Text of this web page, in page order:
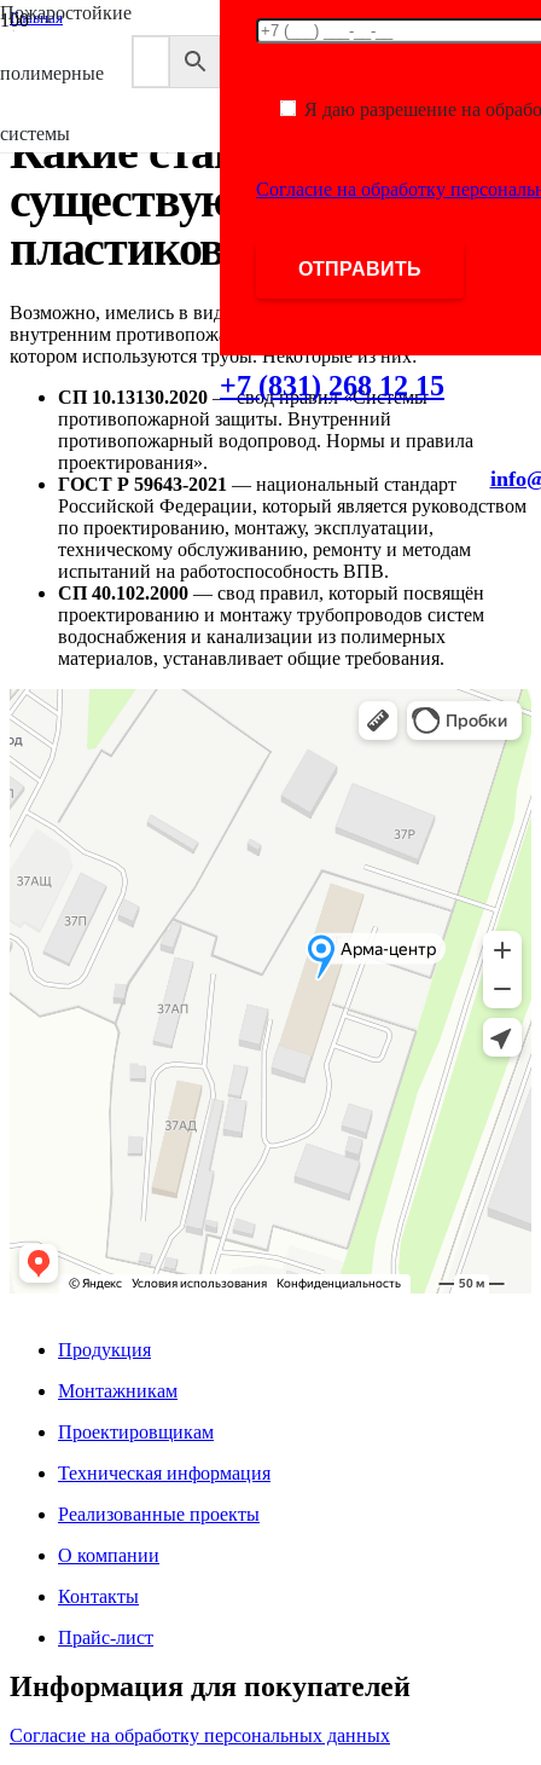
Пожаростойкие
полимерные
системы
Я даю разрешение на
Согласие на обработку
+7 (831) 268 12 15
Главная
/
Трубы для пожаротушения
/
Какие стандарты существуют для пластиковых труб?
Какие стандарты
существуют для
пластиковых труб?
Возможно, имелись в виду стандарты, связанные с
внутренним противопожарным водопроводом (ВПВ), в
котором используются трубы. Некоторые из них:
СП 10.13130.2020 — свод правил «Системы
противопожарной защиты. Внутренний
противопожарный водопровод. Нормы и правила
проектирования».
ГОСТ Р 59643-2021 — национальный стандарт
Российской Федерации, который является руководством
по проектированию, монтажу, эксплуатации,
техническому обслуживанию, ремонту и методам
испытаний на работоспособность ВПВ.
СП 40.102.2000 — свод правил, который посвящён
проектированию и монтажу трубопроводов систем
водоснабжения и канализации из полимерных
материалов, устанавливает общие требования.
Продукция
Монтажникам
Проектировщикам
Техническая информация
Реализованные проекты
О компании
Контакты
Прайс-лист
Информация для покупателей
Согласие на обработку персональных данных